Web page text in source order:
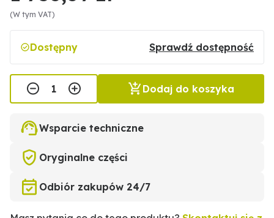
(W tym VAT)
Dostępny Sprawdź dostępność
Dodaj do koszyka
Wsparcie techniczne
Oryginalne części
Odbiór zakupów 24/7